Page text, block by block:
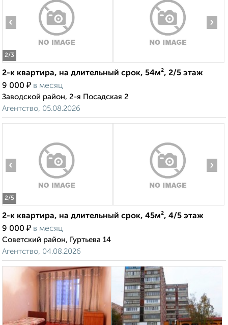
2/3
‹ ›
2-к квартира, на длительный срок, 54м², 2/5 этаж
9 000 ₽ в месяц
Заводской район, 2-я Посадская 2
Агентство, 05.08.2026
2/5
‹ ›
2-к квартира, на длительный срок, 45м², 4/5 этаж
9 000 ₽ в месяц
Советский район, Гуртьева 14
Агентство, 04.08.2026